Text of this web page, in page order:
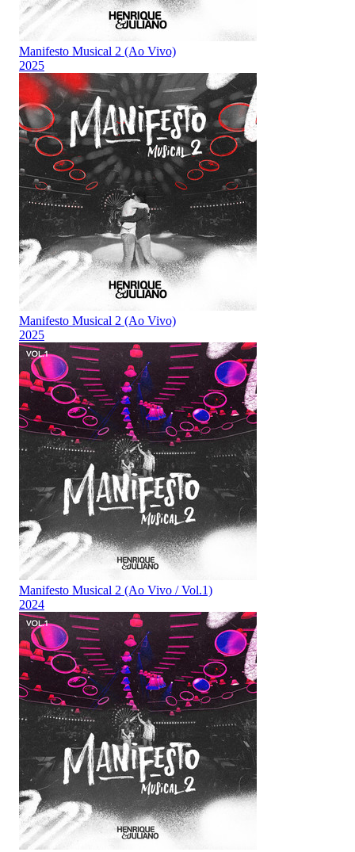
Manifesto Musical 2 (Ao Vivo)
2025
Manifesto Musical 2 (Ao Vivo)
2025
Manifesto Musical 2 (Ao Vivo / Vol.1)
2024